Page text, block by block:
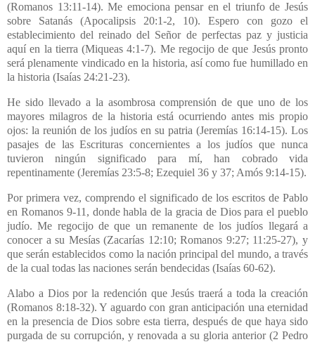
(Romanos 13:11-14). Me emociona pensar en el triunfo de Jesús
sobre Satanás (Apocalipsis 20:1-2, 10). Espero con gozo el
establecimiento del reinado del Señor de perfectas paz y justicia
aquí en la tierra (Miqueas 4:1-7). Me regocijo de que Jesús pronto
será plenamente vindicado en la historia, así como fue humillado en
la historia (Isaías 24:21-23).
He sido llevado a la asombrosa comprensión de que uno de los
mayores milagros de la historia está ocurriendo antes mis propio
ojos: la reunión de los judíos en su patria (Jeremías 16:14-15). Los
pasajes de las Escrituras concernientes a los judíos que nunca
tuvieron ningún significado para mí, han cobrado vida
repentinamente (Jeremías 23:5-8; Ezequiel 36 y 37; Amós 9:14-15).
Por primera vez, comprendo el significado de los escritos de Pablo
en Romanos 9-11, donde habla de la gracia de Dios para el pueblo
judío. Me regocijo de que un remanente de los judíos llegará a
conocer a su Mesías (Zacarías 12:10; Romanos 9:27; 11:25-27), y
que serán establecidos como la nación principal del mundo, a través
de la cual todas las naciones serán bendecidas (Isaías 60-62).
Alabo a Dios por la redención que Jesús traerá a toda la creación
(Romanos 8:18-32). Y aguardo con gran anticipación una eternidad
en la presencia de Dios sobre esta tierra, después de que haya sido
purgada de su corrupción, y renovada a su gloria anterior (2 Pedro